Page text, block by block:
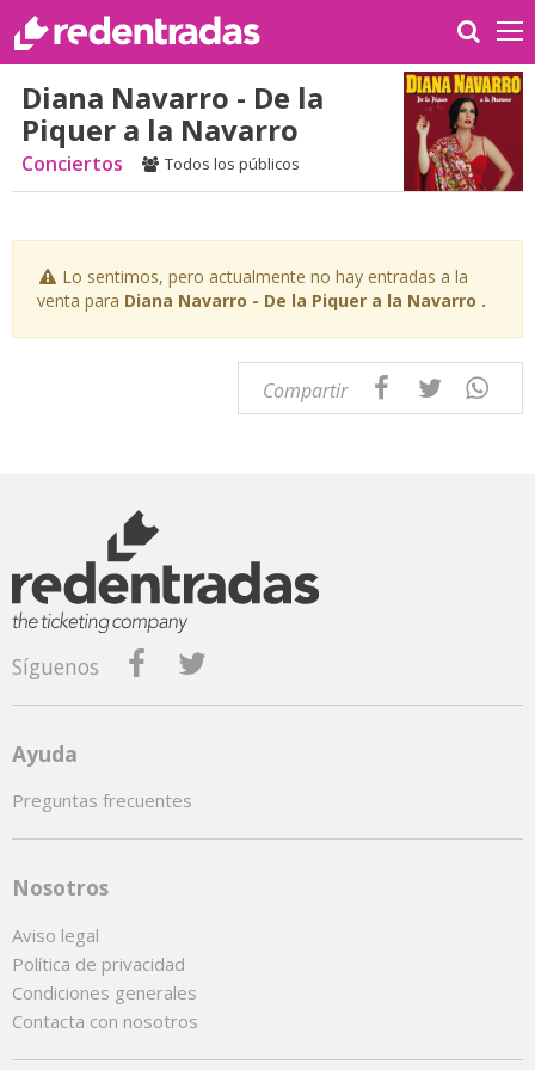
Diana Navarro - De la
Piquer a la Navarro
Conciertos Todos los públicos
Lo sentimos, pero actualmente no hay entradas a la
venta para Diana Navarro - De la Piquer a la Navarro .
Compartir
Síguenos
Ayuda
Preguntas frecuentes
Nosotros
Aviso legal
Política de privacidad
Condiciones generales
Contacta con nosotros